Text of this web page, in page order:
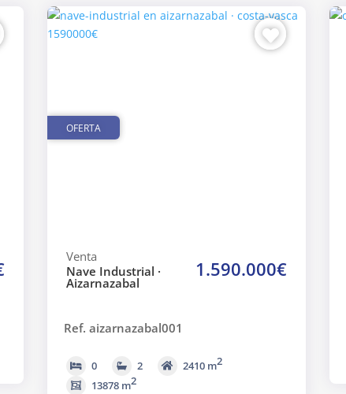
OFERTA
Venta
Nave Industrial ·
Aizarnazabal
1.590.000€
Ref. aizarnazabal001
0 2 2410 m2
13878 m2